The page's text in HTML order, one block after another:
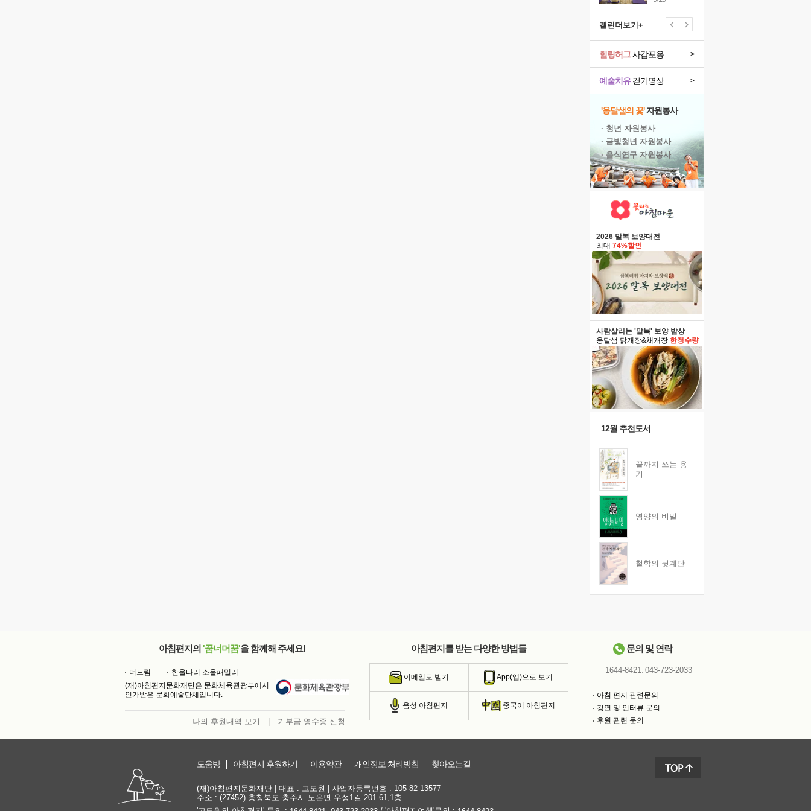
캘린더보기+
예술치유걷기명상 >
힐링허그사감포옹 >
'옹달샘의 꽃'자원봉사
· 청년 자원봉사
· 금빛청년 자원봉사
· 음식연구 자원봉사
2026 말복 보양대전
최대 74%할인
사람살리는 '말복' 보양 밥상
옹달샘 닭개장&채개장 한정수량
12월 추천도서
끝까지 쓰는 용
기
영양의 비밀
철학의 뒷계단
아침편지의 '꿈너머꿈'을 함께해 주세요!
더드림
한울타리 소울패밀리
(재)아침편지문화재단은 문화체육관광부에서
인가받은 문화예술단체입니다.
나의 후원내역 보기 기부금 영수증 신청
아침편지를 받는 다양한 방법들
이메일로 받기 App(앱)으로 보기
음성 아침편지 중국어 아침편지
문의 및 연락
1644-8421, 043-723-2033
아침 편지 관련문의
강연 및 인터뷰 문의
후원 관련 문의
도움방 아침편지 후원하기 이용약관 개인정보 처리방침 찾아오는길
(재)아침편지문화재단 | 대표 : 고도원 | 사업자등록번호 : 105-82-13577
주소 : (27452) 충청북도 충주시 노은면 우성1길 201-61,1층